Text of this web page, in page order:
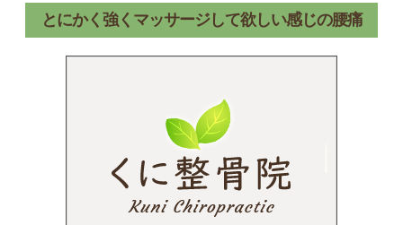
とにかく強くマッサージして欲しい感じの腰痛